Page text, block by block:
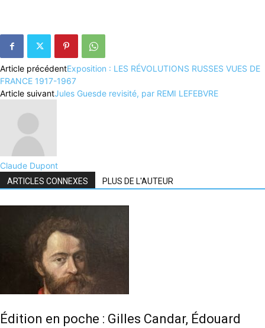
Article précédentExposition : LES RÉVOLUTIONS RUSSES VUES DE
FRANCE 1917-1967
Article suivantJules Guesde revisité, par REMI LEFEBVRE
Claude Dupont
ARTICLES CONNEXES PLUS DE L'AUTEUR
Édition en poche : Gilles Candar, Édouard